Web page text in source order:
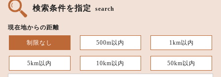
検索条件を指定 search
現在地からの距離
制限なし 500m以内 1km以内
5km以内 10km以内 50km以内